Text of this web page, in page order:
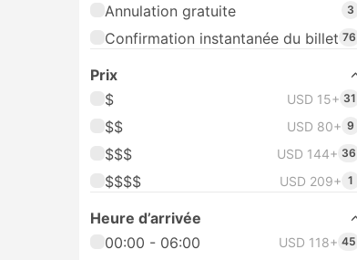
Annulation gratuite
3
Confirmation instantanée du billet 76
Prix
$
USD 15+ 31
$$ USD 80+ 9
$$$ USD 144+ 36
$$$$ USD 209+ 1
Heure d’arrivée
00:00 - 06:00
USD 118+ 45